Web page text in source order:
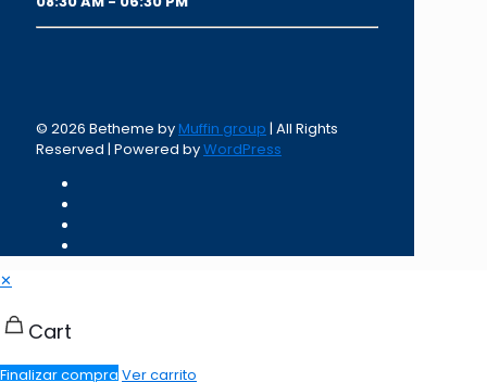
© 2026 Betheme by Muffin group | All Rights
Reserved | Powered byWordPress
✕
Cart
Finalizar compra Ver carrito